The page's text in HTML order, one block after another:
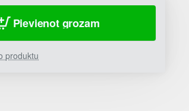
Pievienot grozam
produktu